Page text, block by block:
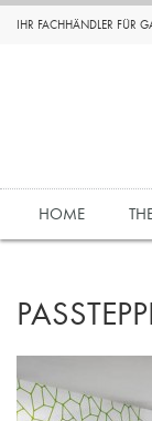
IHR FACHHÄNDLER FÜR
HOME